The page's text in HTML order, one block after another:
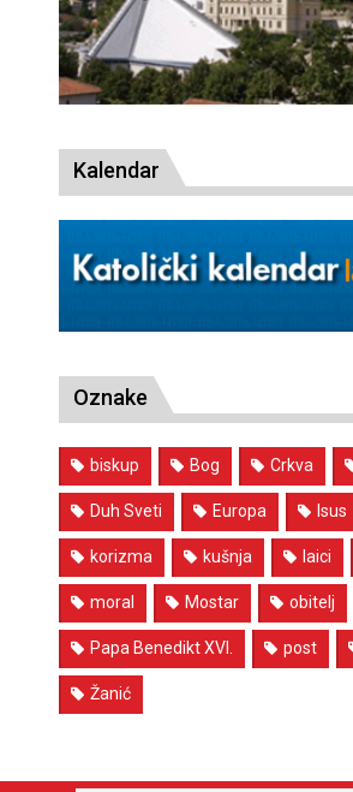
Kalendar
Oznake
biskup Bog Crkva
Duh Sveti Europa Isus
korizma kušnja laici
moral Mostar obitelj
Papa Benedikt XVI. post
Žanić